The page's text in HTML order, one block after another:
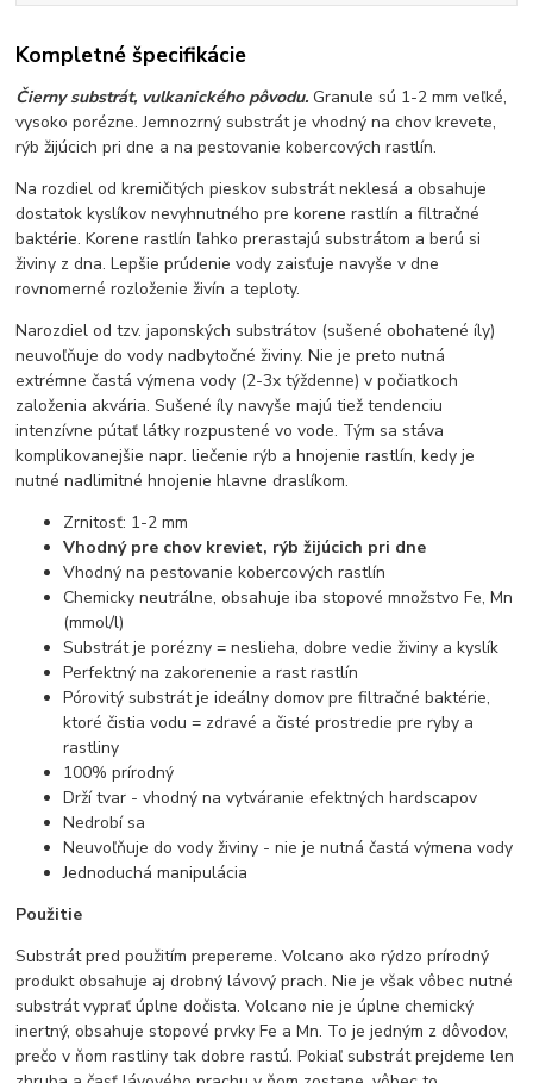
Kompletné špecifikácie
Čierny substrát, vulkanického pôvodu. Granule sú 1-2 mm veľké,
vysoko porézne. Jemnozrný substrát je vhodný na chov krevete,
rýb žijúcich pri dne a na pestovanie kobercových rastlín.
Na rozdiel od kremičitých pieskov substrát neklesá a obsahuje
dostatok kyslíkov nevyhnutného pre korene rastlín a filtračné
baktérie. Korene rastlín ľahko prerastajú substrátom a berú si
živiny z dna. Lepšie prúdenie vody zaisťuje navyše v dne
rovnomerné rozloženie živín a teploty.
Narozdiel od tzv. japonských substrátov (sušené obohatené íly)
neuvoľňuje do vody nadbytočné živiny. Nie je preto nutná
extrémne častá výmena vody (2-3x týždenne) v počiatkoch
založenia akvária. Sušené íly navyše majú tiež tendenciu
intenzívne pútať látky rozpustené vo vode. Tým sa stáva
komplikovanejšie napr. liečenie rýb a hnojenie rastlín, kedy je
nutné nadlimitné hnojenie hlavne draslíkom.
Zrnitosť: 1-2 mm
Vhodný pre chov kreviet, rýb žijúcich pri dne
Vhodný na pestovanie kobercových rastlín
Chemicky neutrálne, obsahuje iba stopové množstvo Fe, Mn
(mmol/l)
Substrát je porézny = neslieha, dobre vedie živiny a kyslík
Perfektný na zakorenenie a rast rastlín
Pórovitý substrát je ideálny domov pre filtračné baktérie,
ktoré čistia vodu = zdravé a čisté prostredie pre ryby a
rastliny
100% prírodný
Drží tvar - vhodný na vytváranie efektných hardscapov
Nedrobí sa
Neuvoľňuje do vody živiny - nie je nutná častá výmena vody
Jednoduchá manipulácia
Použitie
Substrát pred použitím prepereme. Volcano ako rýdzo prírodný
produkt obsahuje aj drobný lávový prach. Nie je však vôbec nutné
substrát vyprať úplne dočista. Volcano nie je úplne chemický
inertný, obsahuje stopové prvky Fe a Mn. To je jedným z dôvodov,
prečo v ňom rastliny tak dobre rastú. Pokiaľ substrát prejdeme len